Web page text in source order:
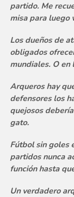
partido. Me
misa para luego
Los dueños de
obligados
mundiales. O en
Arqueros hay
defensores los
quejosos
gato.
Fútbol sin goles
partidos nunca
función hasta
Un verdadero